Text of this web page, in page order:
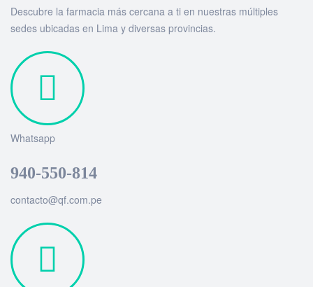
Descubre la farmacia más cercana a ti en nuestras múltiples
sedes ubicadas en Lima y diversas provincias.
Whatsapp
940-550-814
contacto@qf.com.pe